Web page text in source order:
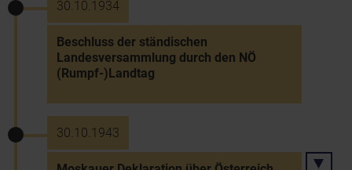
30.10.1934
Beschluss der ständischen
Landesversammlung durch den NÖ
(Rumpf-)Landtag
30.10.1943